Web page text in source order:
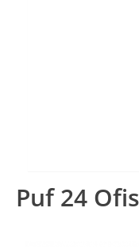
Puf 24